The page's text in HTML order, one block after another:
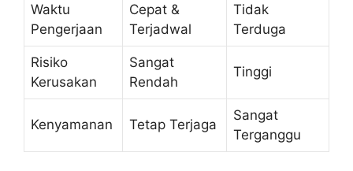
Waktu
Pengerjaan
Cepat &
Terjadwal
Tidak
Terduga
Risiko
Kerusakan
Sangat
Rendah
Tinggi
Kenyamanan Tetap Terjaga
Sangat
Terganggu